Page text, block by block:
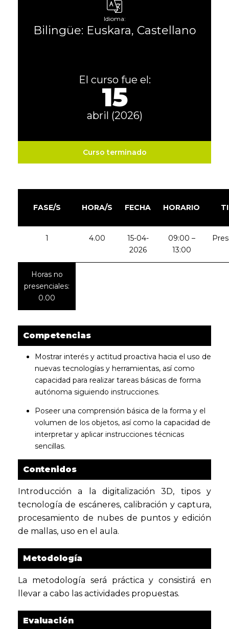
Idioma:
Bilingüe: Euskara, Castellano
El curso fue el:
15
abril (2026)
Curso terminado
FASE/S HORA/S FECHA HORARIO
1 4.00
15-04-
2026
09:00 –
13:00
Horas no
presenciales:
0.00
Competencias
Mostrar interés y actitud proactiva hacia el uso de
nuevas tecnologías y herramientas, así como
capacidad para realizar tareas básicas de forma
autónoma siguiendo instrucciones.
Poseer una comprensión básica de la forma y el
volumen de los objetos, así como la capacidad de
interpretar y aplicar instrucciones técnicas
sencillas.
Contenidos
Introducción a la digitalización 3D, tipos y
tecnología de escáneres, calibración y captura,
procesamiento de nubes de puntos y edición
de mallas, uso en el aula.
Metodología
La metodología será práctica y consistirá en
llevar a cabo las actividades propuestas.
Evaluación